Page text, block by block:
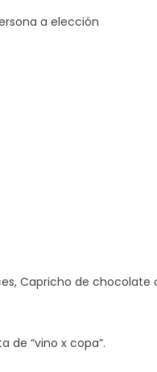
a elección
Capricho de chocolate
de “vino x copa”.